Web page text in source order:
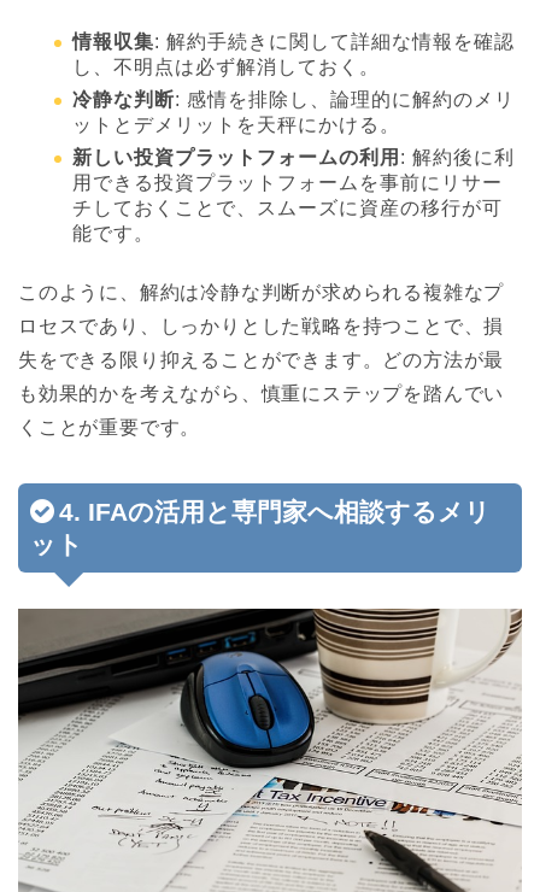
情報収集: 解約手続きに関して詳細な情報を確認
し、不明点は必ず解消しておく。
冷静な判断: 感情を排除し、論理的に解約のメリ
ットとデメリットを天秤にかける。
新しい投資プラットフォームの利用 : 解約後に利
用できる投資プラットフォームを事前にリサー
チしておくことで、スムーズに資産の移行が可
能です。
このように、解約は冷静な判断が求められる複雑なプ
ロセスであり、しっかりとした戦略を持つことで、損
失をできる限り抑えることができます。どの方法が最
も効果的かを考えながら、慎重にステップを踏んでい
くことが重要です。
4. IFAの活用と専門家へ相談するメリ
ット